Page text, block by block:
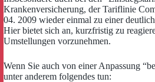
Krankenversicherung, der Tariflinie
04. 2009 wieder einmal zu einer
Hier bietet sich an, kurzfristig zu
Umstellungen vorzunehmen.
Wenn Sie auch von einer Anpassung
unter anderem folgendes tun: